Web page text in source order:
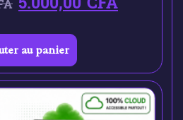
au panier